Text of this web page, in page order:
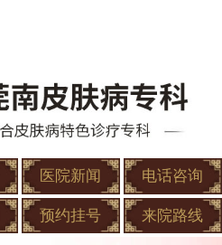
医院新闻 电话咨询
预约挂号 来院路线